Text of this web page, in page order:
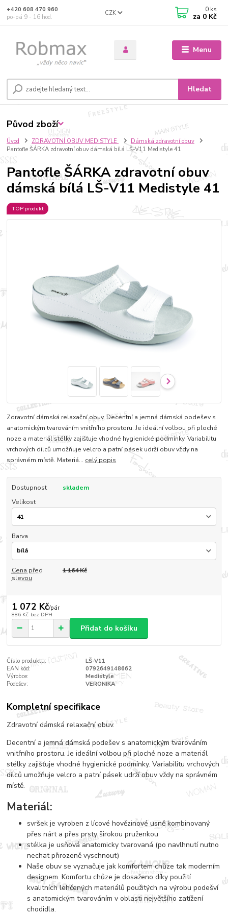
Menu
CZK
Hledat
+420 608 470 960
po-pá 9 - 16 hod.
0 ks
za 0 Kč
Úvod ZDRAVOTNÍ OBUV MEDISTYLE
Dámská zdravotní obuv
Pantofle ŠÁRKA zdravotní obuv dámská bílá LŠ-V11 Medistyle 41
Pantofle ŠÁRKA zdravotní obuv
dámská bílá LŠ-V11 Medistyle 41
TOP produkt
Zdravotní dámská relaxační obuv. Decentní a jemná dámská podešev s
anatomickým tvarováním vnitřního prostoru. Je ideální volbou při ploché
noze a materiál stélky zajišťuje vhodné hygienické podmínky. Variabilitu
vrchových dílců umožňuje velcro a patní pásek udrží obuv vždy na
správném místě. Materiá... celý popis
Dostupnost
skladem
Velikost
Barva
Cena před
slevou
1 164 Kč
1 072 Kč/pár
886 Kč bez DPH
Přidat do košíku
Číslo produktu:
LŠ-V11
EAN kód:
0792649148662
Výrobce:
Medistyle
Podešev:
VERONIKA
Kompletní specifikace
Zdravotní dámská relaxační obuv.
Decentní a jemná dámská podešev s anatomickým tvarováním
vnitřního prostoru. Je ideální volbou při ploché noze a materiál
stélky zajišťuje vhodné hygienické podmínky. Variabilitu vrchových
dílců umožňuje velcro a patní pásek udrží obuv vždy na správném
místě.
Materiál:
svršek je vyroben z lícové hovězinové usně kombinovaný
přes nárt a přes prsty širokou pruženkou
stélka je usňová anatomicky tvarovaná (po navlhnutí nutno
nechat přirozeně vyschnout)
Naše obuv se vyznačuje jak komfortem chůze tak moderním
designem. Komfortu chůze je dosaženo díky použití
kvalitních lehčených materiálů použitých na výrobu podešví
s anatomickým tvarováním v oblasti největšího zatížení
chodidla.
Původ zboží